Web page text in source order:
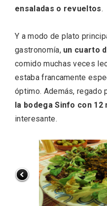
ensaladas o revueltos.
Y a modo de plato
gastronomía, un cuarto
comido muchas veces
estaba francamente
óptimo. Además, regado
la bodega Sinfo con
interesante.
El árbol de